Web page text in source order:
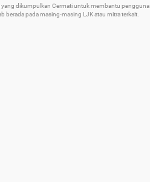
dikumpulkan Cermati untuk membantu pengguna
pada masing-masing LJK atau mitra terkait.